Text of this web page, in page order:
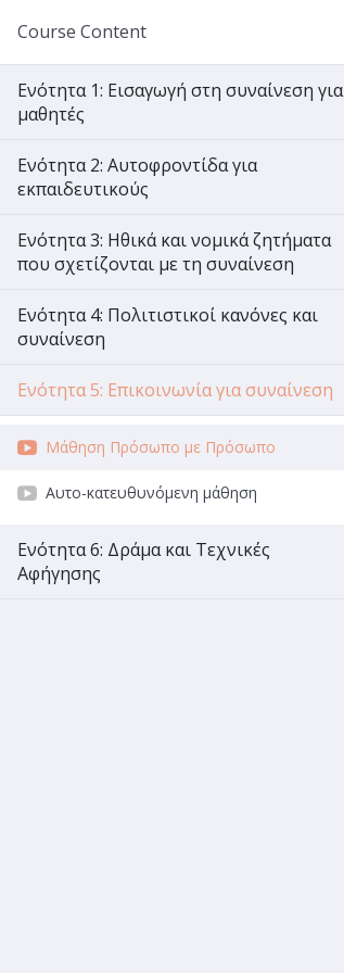
Course Content
Ενότητα 1: Εισαγωγή στη συναίνεση για
μαθητές
Ενότητα 2: Αυτοφροντίδα για
εκπαιδευτικούς
Ενότητα 3: Ηθικά και νομικά ζητήματα
που σχετίζονται με τη συναίνεση
Ενότητα 4: Πολιτιστικοί κανόνες και
συναίνεση
Ενότητα 5: Επικοινωνία για συναίνεση
Μάθηση Πρόσωπο με Πρόσωπο
Αυτο-κατευθυνόμενη μάθηση
Ενότητα 6: Δράμα και Τεχνικές
Αφήγησης